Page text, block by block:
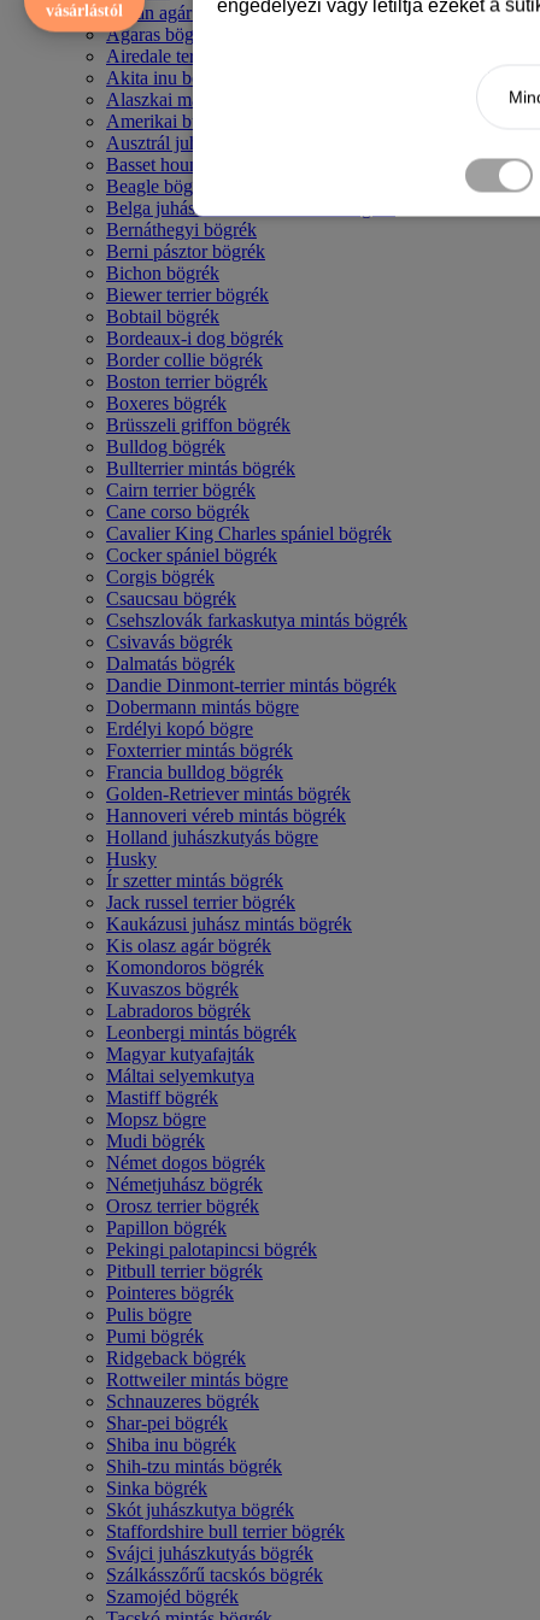
Afgán agár bögrék
Agaras bögrék
Airedale terrier mintás bögre
Akita inu bögrék
Alaszkai malamut bögrék
Amerikai bulldog mintás bögrék
Ausztrál juhászkutya bögrék
Basset hound mintás bögrék
Beagle bögrék
Belga juhász - malinois mintás bögrék
Bernáthegyi bögrék
Berni pásztor bögrék
Bichon bögrék
Biewer terrier bögrék
Bobtail bögrék
Bordeaux-i dog bögrék
Border collie bögrék
Boston terrier bögrék
Boxeres bögrék
Brüsszeli griffon bögrék
Bulldog bögrék
Bullterrier mintás bögrék
Cairn terrier bögrék
Cane corso bögrék
Cavalier King Charles spániel bögrék
Cocker spániel bögrék
Corgis bögrék
Csaucsau bögrék
Csehszlovák farkaskutya mintás bögrék
Csivavás bögrék
Dalmatás bögrék
Dandie Dinmont-terrier mintás bögrék
Dobermann mintás bögre
Erdélyi kopó bögre
Foxterrier mintás bögrék
Francia bulldog bögrék
Golden-Retriever mintás bögrék
Hannoveri véreb mintás bögrék
Holland juhászkutyás bögre
Husky
Ír szetter mintás bögrék
Jack russel terrier bögrék
Kaukázusi juhász mintás bögrék
Kis olasz agár bögrék
Komondoros bögrék
Kuvaszos bögrék
Labradoros bögrék
Leonbergi mintás bögrék
Magyar kutyafajták
Máltai selyemkutya
Mastiff bögrék
Mopsz bögre
Mudi bögrék
Német dogos bögrék
Németjuhász bögrék
Orosz terrier bögrék
Papillon bögrék
Pekingi palotapincsi bögrék
Pitbull terrier bögrék
Pointeres bögrék
Pulis bögre
Pumi bögrék
Ridgeback bögrék
Rottweiler mintás bögre
Schnauzeres bögrék
Shar-pei bögrék
Shiba inu bögrék
Shih-tzu mintás bögrék
Sinka bögrék
Skót juhászkutya bögrék
Staffordshire bull terrier bögrék
Svájci juhászkutyás bögrék
Szálkásszőrű tacskós bögrék
Szamojéd bögrék
vásárlástól
engedélyezi vagy letiltja ezeket a